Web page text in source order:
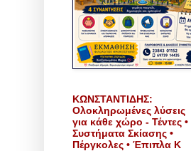
ΚΩΝΣΤΑΝΤΙΔΗΣ:
Ολοκληρωμένες λύσεις
για κάθε χώρο - Τέντες •
Συστήματα Σκίασης •
Πέργκολες • Έπιπλα Κ